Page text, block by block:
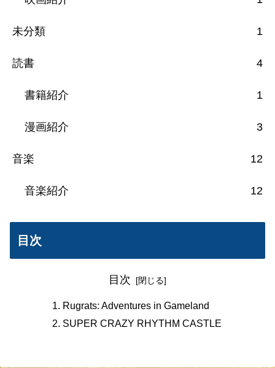
未分類 1
読書 4
書籍紹介 1
漫画紹介 3
音楽 12
音楽紹介 12
目次
目次
Rugrats: Adventures in Gameland
SUPER CRAZY RHYTHM CASTLE